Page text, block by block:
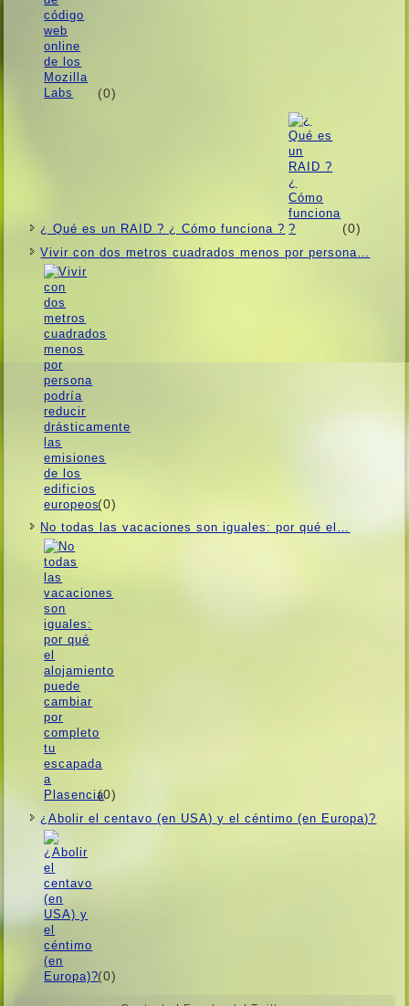
(0)
¿ Qué es un RAID ? ¿ Cómo funciona ? (0)
Vivir con dos metros cuadrados menos por persona…
(0)
No todas las vacaciones son iguales: por qué el…
(0)
¿Abolir el centavo (en USA) y el céntimo (en Europa)?
(0)